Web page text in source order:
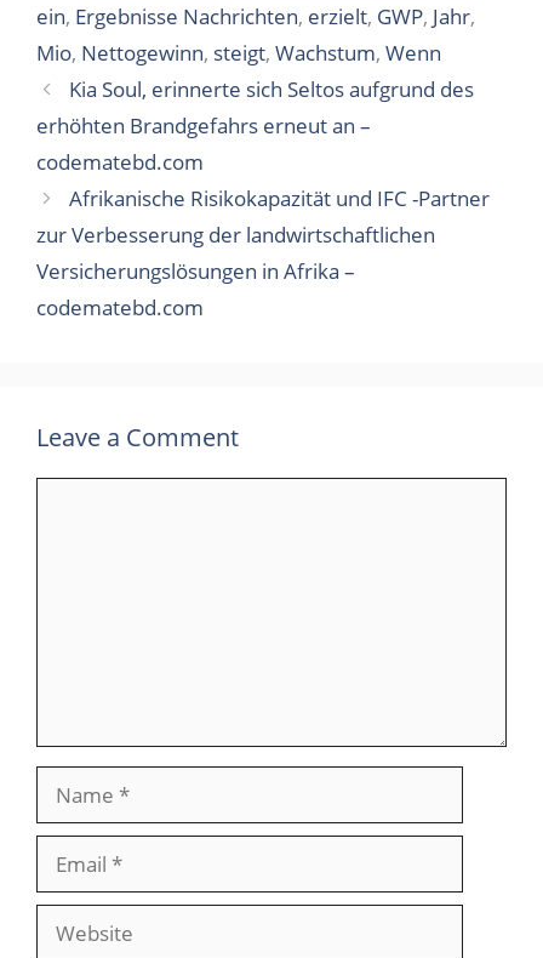
ein, Ergebnisse Nachrichten, erzielt, GWP, Jahr,
Mio, Nettogewinn, steigt, Wachstum, Wenn
Kia Soul, erinnerte sich Seltos aufgrund des
erhöhten Brandgefahrs erneut an –
codematebd.com
Afrikanische Risikokapazität und IFC -Partner
zur Verbesserung der landwirtschaftlichen
Versicherungslösungen in Afrika –
codematebd.com
Leave a Comment
Website